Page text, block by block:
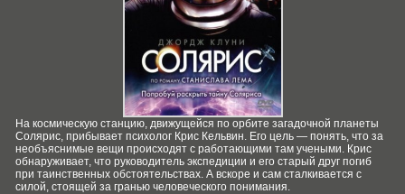
На космическую станцию, движущейся по орбите загадочной планеты
Солярис, прибывает психолог Крис Кельвин. Его цель — понять, что за
необъяснимые вещи происходят с работающими там учеными. Крис
обнаруживает, что руководитель экспедиции и его старый друг погиб
при таинственных обстоятельствах. А вскоре и сам сталкивается с
силой, стоящей за гранью человеческого понимания.